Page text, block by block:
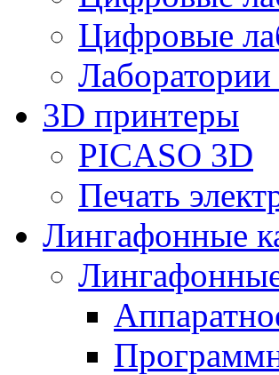
Цифровые
3D принтеры
PICASO 3D
Печать
Лингафонные